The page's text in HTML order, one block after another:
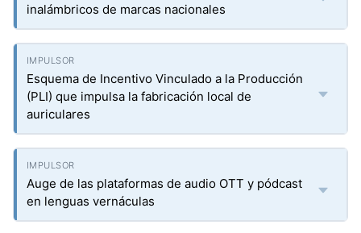
inalámbricos de marcas nacionales
Esquema de Incentivo Vinculado a la Producción
(PLI) que impulsa la fabricación local de
auriculares
Auge de las plataformas de audio OTT y pódcast
en lenguas vernáculas